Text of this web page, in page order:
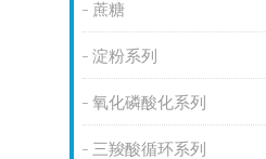
蔗糖
淀粉系列
氧化磷酸化系列
三羧酸循环系列